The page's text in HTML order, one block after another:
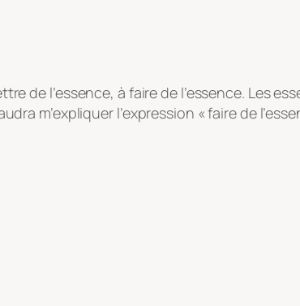
de l’essence, à faire de l’essence. Les
m’expliquer l’expression « faire de